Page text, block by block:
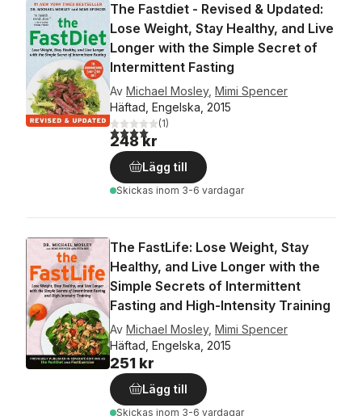
The Fastdiet - Revised & Updated:
Lose Weight, Stay Healthy, and Live
Longer with the Simple Secret of
Intermittent Fasting
Av Michael Mosley, Mimi Spencer
Häftad, Engelska, 2015
4,0utav 5 stjärnor. Totalt antal röster:
(1)
248 kr
Lägg till
Skickas inom 3-6 vardagar
The FastLife: Lose Weight, Stay
Healthy, and Live Longer with the
Simple Secrets of Intermittent
Fasting and High-Intensity Training
Av Michael Mosley, Mimi Spencer
Häftad, Engelska, 2015
251 kr
Lägg till
Skickas inom 3-6 vardagar